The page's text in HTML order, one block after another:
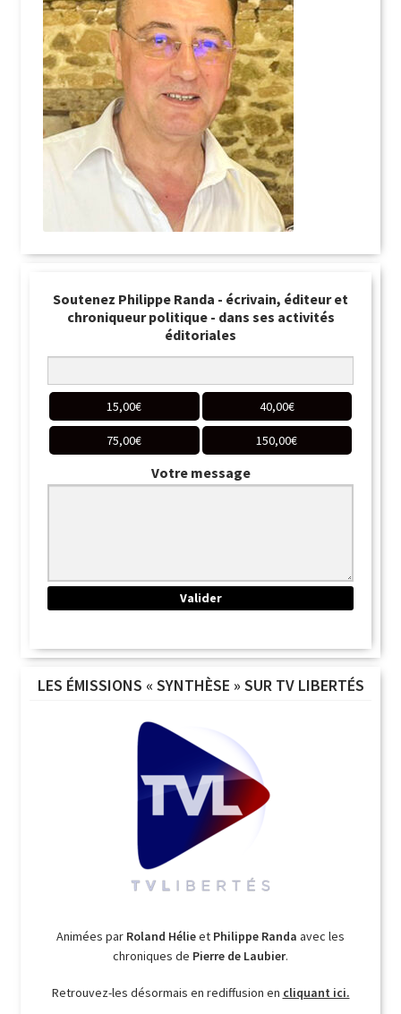
Soutenez Philippe Randa - écrivain, éditeur et
chroniqueur politique - dans ses activités
éditoriales
15,00€ 40,00€
75,00€ 150,00€
Votre message
LES ÉMISSIONS « SYNTHÈSE » SUR TV LIBERTÉS
Animées par Roland Hélieet Philippe Randa avec les
chroniques de Pierre de Laubier.
Retrouvez-les désormais en rediffusion en cliquant ici.